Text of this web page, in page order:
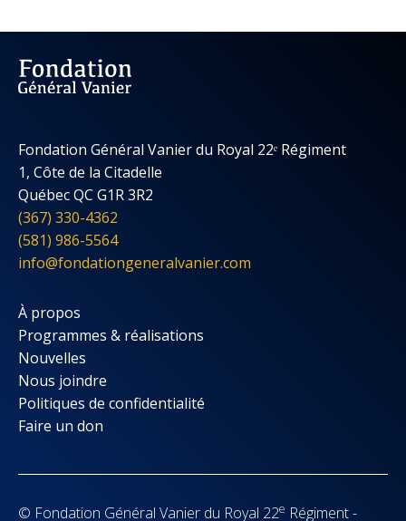
Fondation Général Vanier du Royal 22ᵉ Régiment
1, Côte de la Citadelle
Québec QC G1R 3R2
(367) 330-4362
(581) 986-5564
info@fondationgeneralvanier.com
À propos
Programmes & réalisations
Nouvelles
Nous joindre
Politiques de confidentialité
Faire un don
© Fondation Général Vanier du Royal 22e Régiment -